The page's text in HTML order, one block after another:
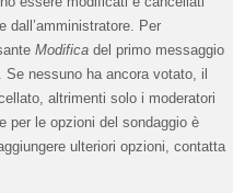
dall’amministratore. Per
Modifica del primo messaggio
nessuno ha ancora votato, il
altrimenti solo i moderatori
per le opzioni del sondaggio è
ulteriori opzioni, contatta